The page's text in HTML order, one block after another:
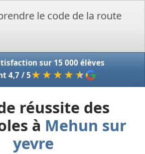
sur 15 000 élèves
4,7 / 5★★★★ ★
réussite des
à Mehun sur
yevre